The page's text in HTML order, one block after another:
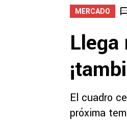
MERCADO
Llega
El cuadro
próxima